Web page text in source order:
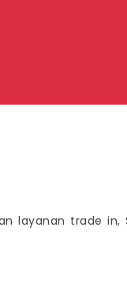
layanan trade in,